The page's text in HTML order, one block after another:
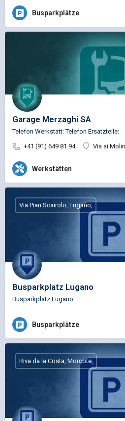
Busparkplätze
Garage Merzaghi SA
Telefon Werkstatt: Telefon Ersatzteile:
+41 (91) 649 81 94
Via ai
Werkstätten
Busparkplatz Lugano
Busparkplatz Lugano
Via Pian Scairolo, Lugano,
Busparkplätze
Riva da la Costa, Morcote,